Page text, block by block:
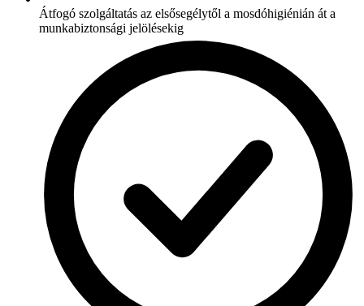
Átfogó szolgáltatás az elsősegélytől a mosdóhigiénián át a
munkabiztonsági jelölésekig